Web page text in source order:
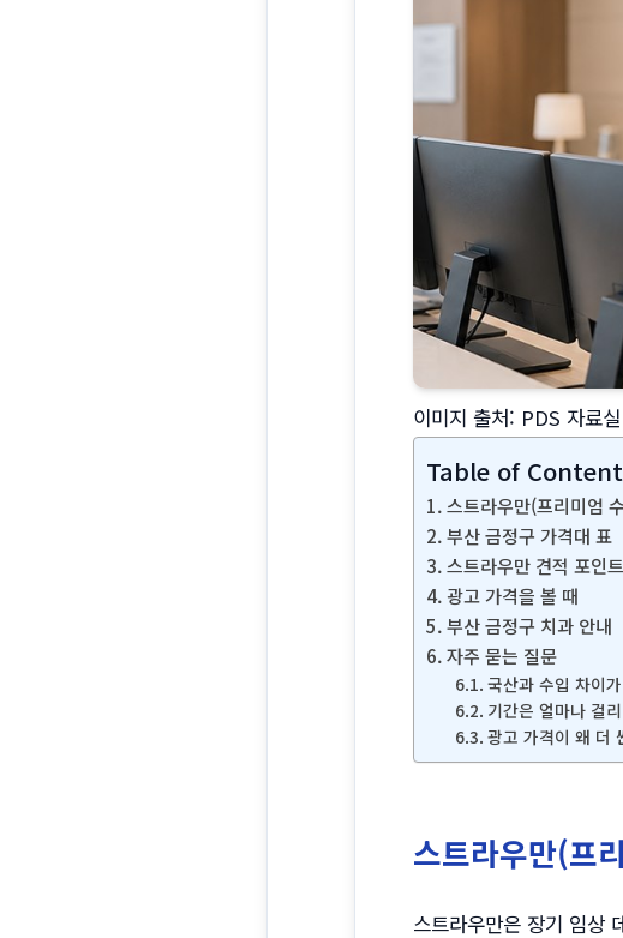
이미지 출처: PDS 자료실
Table of
스트라우만(프리미엄
부산 금정구 가격대 표
스트라우만 견적 포인트
광고 가격을 볼 때
부산 금정구 치과 안내
자주 묻는 질문
국산과 수입 차이
기간은 얼마나 걸
광고 가격이 왜 더
스트라우만(프
스트라우만은 장기 임상